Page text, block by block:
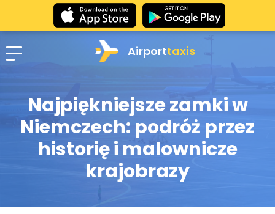
Airporttaxis
Najpiękniejsze zamki w
Niemczech: podróż przez
historię i malownicze
krajobrazy